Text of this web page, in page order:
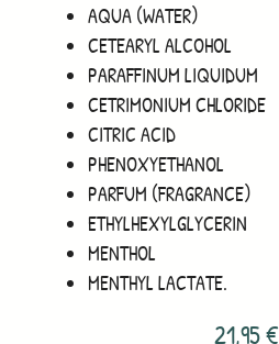
AQUA (WATER)
CETEARYL ALCOHOL
PARAFFINUM LIQUIDUM
CETRIMONIUM CHLORIDE
CITRIC ACID
PHENOXYETHANOL
PARFUM (FRAGRANCE)
ETHYLHEXYLGLYCERIN
MENTHOL
MENTHYL LACTATE.
21,95€